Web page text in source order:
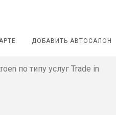
ДОБАВИТЬ АВТОСАЛОН
по типу услуг Trade in